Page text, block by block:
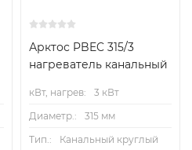
Арктос PBEC 315/3
нагреватель канальный
кВт, нагрев:
3 кВт
Диаметр.:
315 мм
Тип.:
Канальный круглый